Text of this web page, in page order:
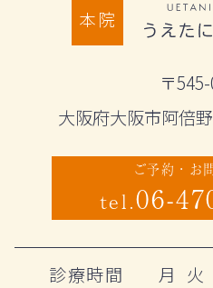
本院
〒
大阪府大阪市阿倍
ご予約・お
tel.06-
診療時間 月 火